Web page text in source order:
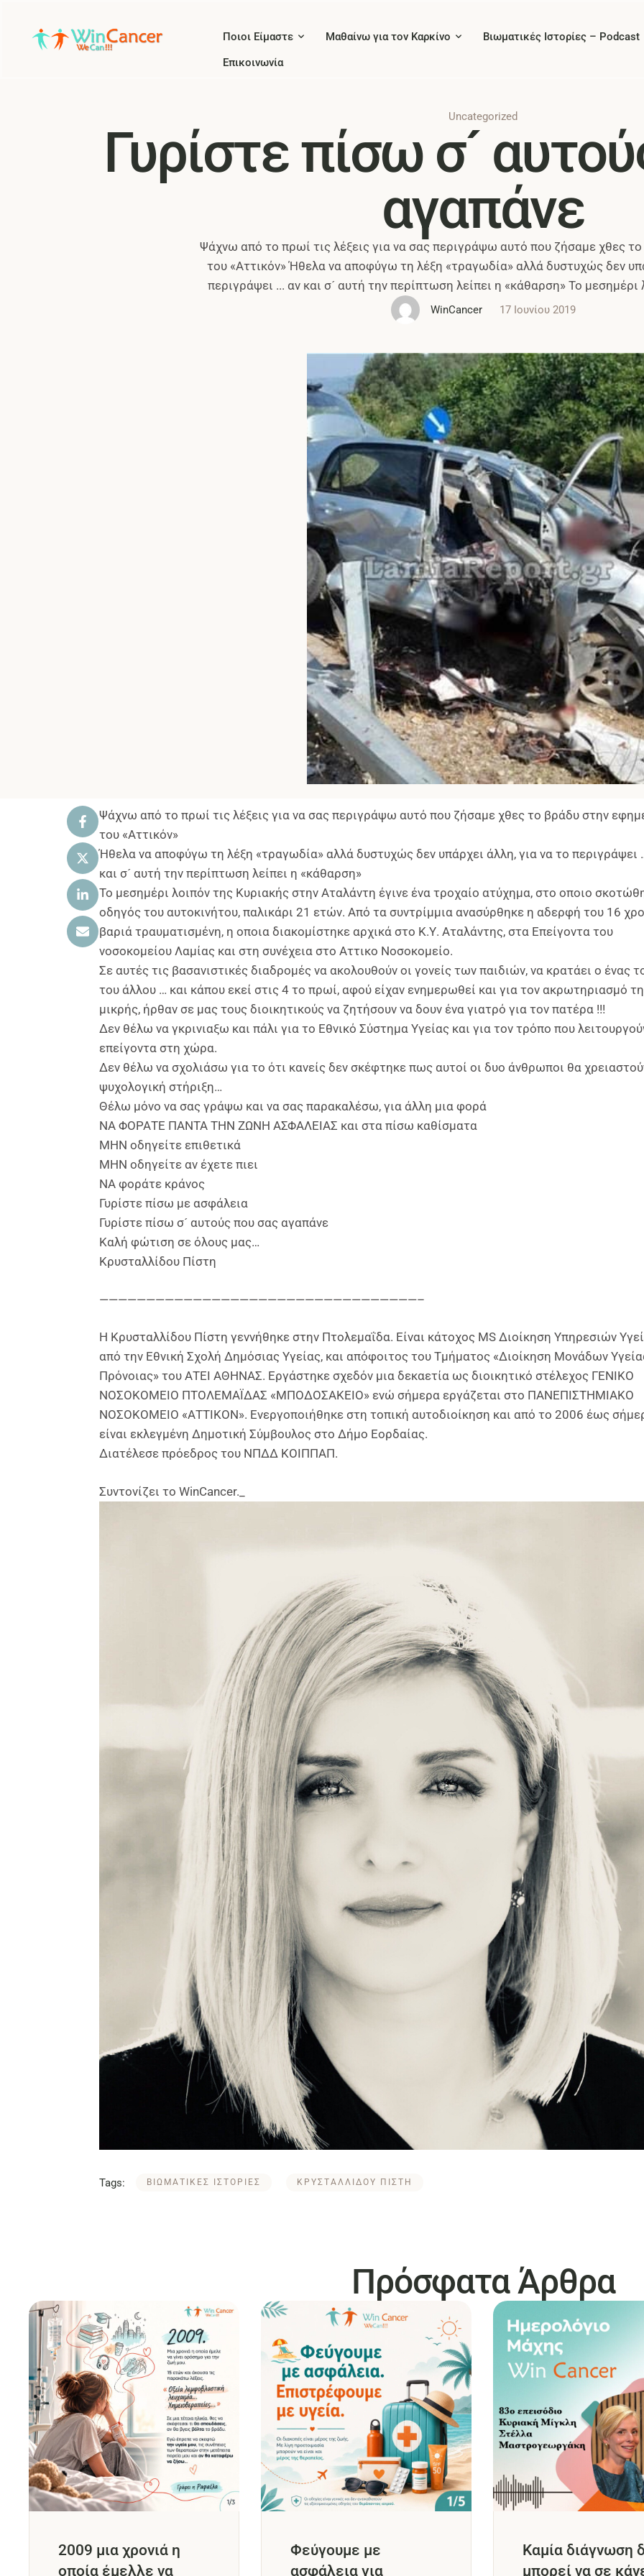
Ποιοι Είμαστε Μαθαίνω για τον Καρκίνο Βιωματικές Ιστορίες – Podcast
Επικοινωνία
Uncategorized
Γυρίστε πίσω σ´
αγαπάνε
Ψάχνω από το πρωί τις λέξεις για να σας περιγράψω αυτό που ζήσαμε χθες
του «Αττικόν» Ήθελα να αποφύγω τη λέξη «τραγωδία» αλλά δυστυχώς δεν
περιγράψει ... αν και σ´ αυτή την περίπτωση λείπει η «κάθαρση» Το μεσημέρι
στην Αταλάντη έγινε ένα τροχαίο …
WinCancer 17 Ιουνίου 2019
Ψάχνω από το πρωί τις λέξεις για να σας περιγράψω αυτό που ζήσαμε χθες το βράδυ στην
του «Αττικόν»
Ήθελα να αποφύγω τη λέξη «τραγωδία» αλλά δυστυχώς δεν υπάρχει άλλη, για να το περιγράψει
και σ´ αυτή την περίπτωση λείπει η «κάθαρση»
Το μεσημέρι λοιπόν της Κυριακής στην Αταλάντη έγινε ένα τροχαίο ατύχημα, στο οποιο
οδηγός του αυτοκινήτου, παλικάρι 21 ετών. Από τα συντρίμμια ανασύρθηκε η αδερφή του 16
βαριά τραυματισμένη, η οποια διακομίστηκε αρχικά στο Κ.Υ. Αταλάντης, στα Επείγοντα του
νοσοκομείου Λαμίας και στη συνέχεια στο Αττικο Νοσοκομείο.
Σε αυτές τις βασανιστικές διαδρομές να ακολουθούν οι γονείς των παιδιών, να κρατάει ο ένας
του άλλου … και κάπου εκεί στις 4 το πρωί, αφού είχαν ενημερωθεί και για τον ακρωτηριασμό
μικρής, ήρθαν σε μας τους διοικητικούς να ζητήσουν να δουν ένα γιατρό για τον πατέρα !!!
Δεν θέλω να γκρινιαξω και πάλι για το Εθνικό Σύστημα Υγείας και για τον τρόπο που
επείγοντα στη χώρα.
Δεν θέλω να σχολιάσω για το ότι κανείς δεν σκέφτηκε πως αυτοί οι δυο άνθρωποι θα
ψυχολογική στήριξη…
Θέλω μόνο να σας γράψω και να σας παρακαλέσω, για άλλη μια φορά
ΝΑ ΦΟΡΑΤΕ ΠΑΝΤΑ ΤΗΝ ΖΩΝΗ ΑΣΦΑΛΕΙΑΣ και στα πίσω καθίσματα
ΜΗΝ οδηγείτε επιθετικά
ΜΗΝ οδηγείτε αν έχετε πιει
ΝΑ φοράτε κράνος
Γυρίστε πίσω με ασφάλεια
Γυρίστε πίσω σ´ αυτούς που σας αγαπάνε
Καλή φώτιση σε όλους μας…
Κρυσταλλίδου Πίστη
——————————————————————————————————–
Η Κρυσταλλίδου Πίστη γεννήθηκε στην Πτολεμαΐδα. Είναι κάτοχος ΜS Διοίκηση Υπηρεσιών
από την Εθνική Σχολή Δημόσιας Υγείας, και απόφοιτος του Τμήματος «Διοίκηση Μονάδων
Πρόνοιας» του ΑΤΕΙ ΑΘΗΝΑΣ. Εργάστηκε σχεδόν μια δεκαετία ως διοικητικό στέλεχος ΓΕΝΙΚΟ
ΝΟΣΟΚΟΜΕΙΟ ΠΤΟΛΕΜΑΪΔΑΣ «ΜΠΟΔΟΣΑΚΕΙΟ» ενώ σήμερα εργάζεται στο ΠΑΝΕΠΙΣΤΗΜΙΑΚΟ
ΝΟΣΟΚΟΜΕΙΟ «ΑΤΤΙΚΟΝ». Ενεργοποιήθηκε στη τοπική αυτοδιοίκηση και από το 2006 έως
είναι εκλεγμένη Δημοτική Σύμβουλος στο Δήμο Εορδαίας.
Διατέλεσε πρόεδρος του ΝΠΔΔ ΚΟΙΠΠΑΠ.
Συντονίζει το WinCancer._
Tags: ΒΙΩΜΑΤΙΚΕΣ ΙΣΤΟΡΙΕΣ ΚΡΥΣΤΑΛΛΙΔΟΥ ΠΙΣΤΗ
Πρόσφατα Άρθρα
2009 μια χρονιά η
οποία έμελλε να
Φεύγουμε με
ασφάλεια για
Καμία διάγνωση
μπορεί να σε